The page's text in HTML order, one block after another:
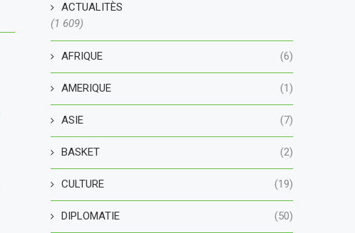
ACTUALITÈS
(1 609)
AFRIQUE (6)
AMERIQUE (1)
ASIE (7)
BASKET (2)
CULTURE (19)
DIPLOMATIE (50)